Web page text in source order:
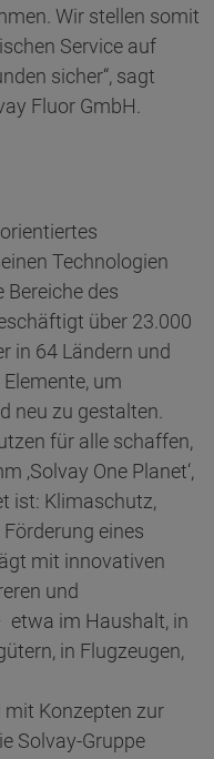
Wir stellen somit
Service auf
sicher“, sagt
Fluor GmbH.
Technologien
des
über 23.000
in 64 Ländern und
um
neu zu gestalten.
für alle schaffen,
‚Solvay One Planet‘,
ist: Klimaschutz,
eines
mit innovativen
und
etwa im Haushalt, in
in Flugzeugen,
Konzepten zur
Solvay-Gruppe